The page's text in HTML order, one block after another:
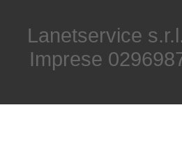
Lanetservice
Imprese